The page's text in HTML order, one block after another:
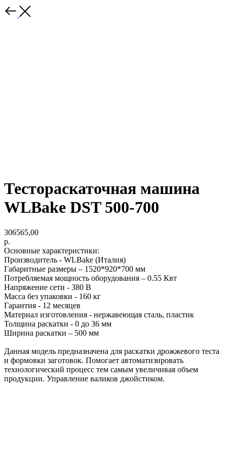
Тестораскаточная машина
WLBake DST 500-700
306565,00
р.
Основные характеристики:
Производитель - WLBake (Италия)
Габаритные размеры – 1520*920*700 мм
Потребляемая мощность оборудования – 0.55 Квт
Напряжение сети - 380 В
Масса без упаковки - 160 кг
Гарантия - 12 месяцев
Материал изготовления - нержавеющая сталь, пластик
Толщина раскатки - 0 до 36 мм
Ширина раскатки – 500 мм
Данная модель предназначена для раскатки дрожжевого теста
и формовки заготовок. Помогает автоматизировать
технологический процесс тем самым увеличивая объем
продукции. Управление валиков джойстиком.